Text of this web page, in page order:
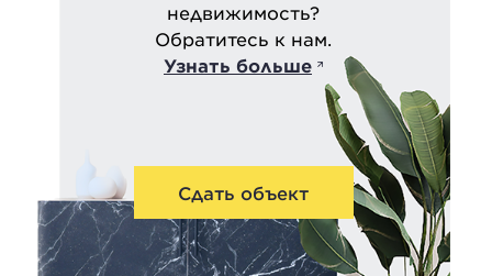
недвижимость?
Обратитесь к нам.
Узнать больше
Сдать объект